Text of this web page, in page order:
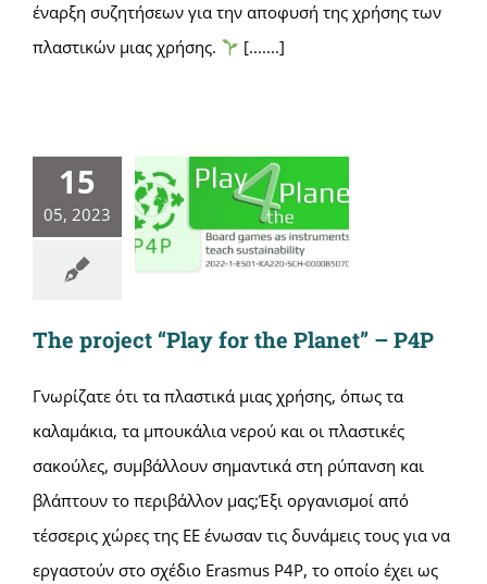
έναρξη συζητήσεων για την αποφυσή της χρήσης των
πλαστικών μιας χρήσης.
[.......]
15
05, 2023
The project “Play for the Planet” – P4P
Γνωρίζατε ότι τα πλαστικά μιας χρήσης, όπως τα
καλαμάκια, τα μπουκάλια νερού και οι πλαστικές
σακούλες, συμβάλλουν σημαντικά στη ρύπανση και
βλάπτουν το περιβάλλον μας;Έξι οργανισμοί από
τέσσερις χώρες της ΕΕ ένωσαν τις δυνάμεις τους για να
εργαστούν στο σχέδιο Erasmus P4P, το οποίο έχει ως